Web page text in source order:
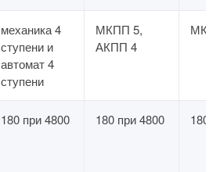
механика 4
ступени и
автомат 4
ступени
МКПП 5,
АКПП 4
180 при 4800 180 при 4800 180